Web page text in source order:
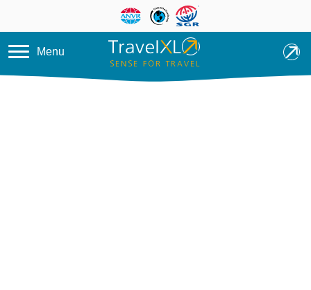
Overslaan en naar de inhoud
Menu